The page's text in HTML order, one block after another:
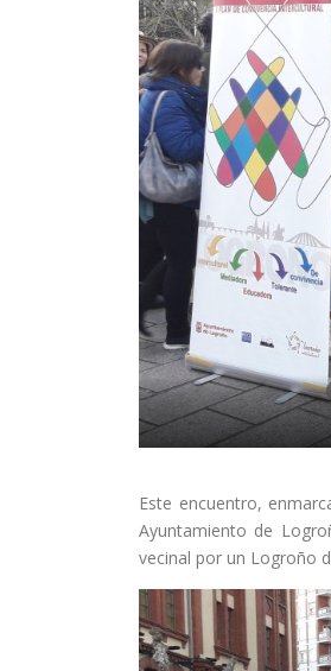
Este encuentro,
Ayuntamiento de
vecinal por un Logroño